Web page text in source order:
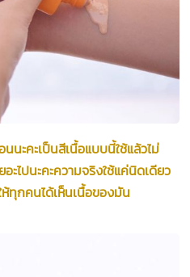
นะคะเป็นสีเนื้อแบบนี้ใช้แล้วไม่
ะไปนะคะความจริงใช้แค่นิดเดียว
ทุกคนได้เห็นเนื้อของมัน